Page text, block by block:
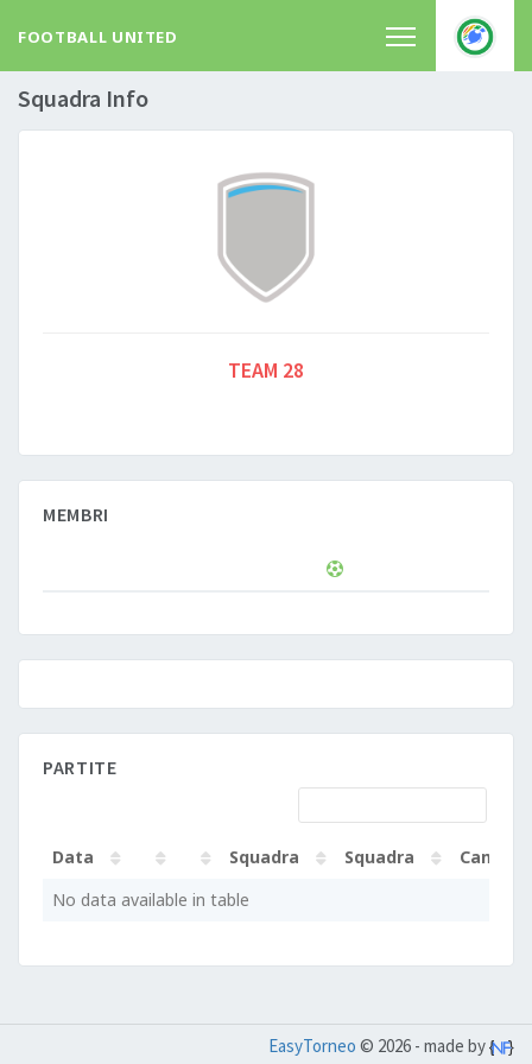
FOOTBALL UNITED
Squadra Info
TEAM 28
MEMBRI
PARTITE
Data Squadra Squadra
Campo
Data
Squadra
No data available in table
EasyTorneo © 2026 - made by